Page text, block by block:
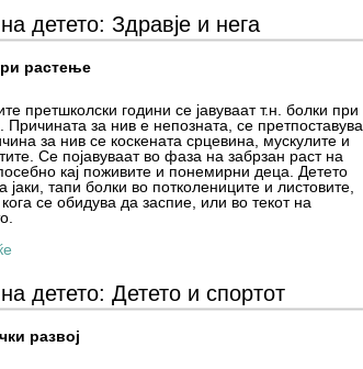
детето: Здравје и нега
растење
претшколски години се јавуваат т.н. болки при
Причината за нив е непозната, се претпоставува
за нив се коскената срцевина, мускулите и
Се појавуваат во фаза на забрзан раст на
кај поживите и понемирни деца. Детето
јаки, тапи болки во потколениците и листовите,
се обидува да заспие, или во текот на
на детето: Детето и спортот
развој